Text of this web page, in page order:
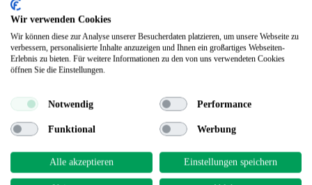
Terrassendielen
Wir verwenden Cookies
Wir können diese zur Analyse unserer Besucherdaten platzieren, um unsere Webseite zu
verbessern, personalisierte Inhalte anzuzeigen und Ihnen ein großartiges Webseiten-
Erlebnis zu bieten. Für weitere Informationen zu den von uns verwendeten Cookies
öffnen Sie die Einstellungen.
Notwendig Performance
Funktional Werbung
Alle akzeptieren Einstellungen speichern